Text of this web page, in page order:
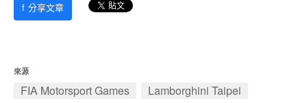
f 分享文章
來源
FIA Motorsport Games
Lamborghini Taipei